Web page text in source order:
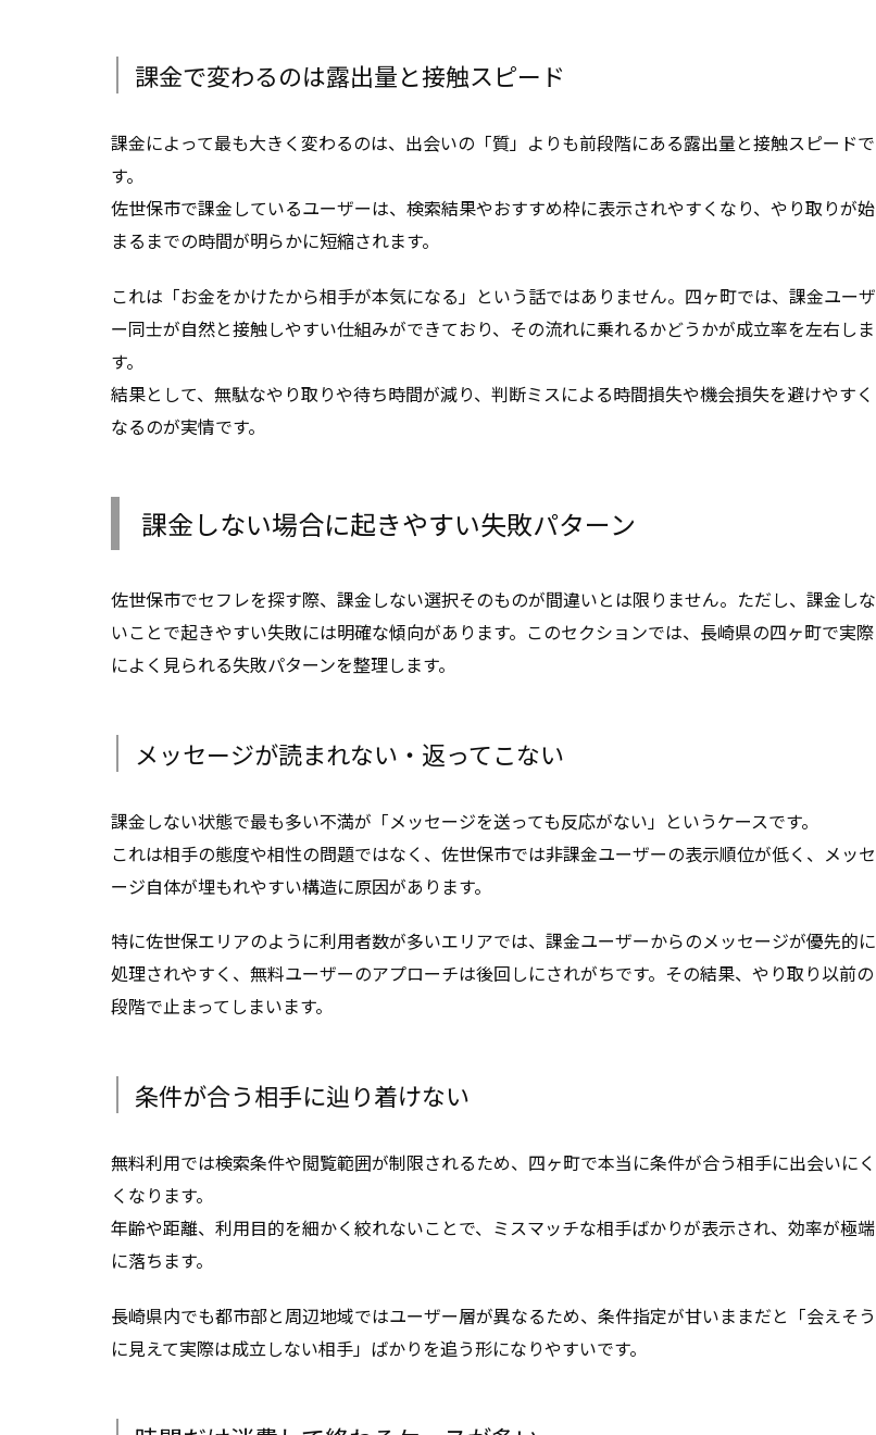
課金で変わるのは露出量と接触スピード
課金によって最も大きく変わるのは、出会いの「質」よりも前段階にある露出量と接触スピードで
す。
佐世保市で課金しているユーザーは、検索結果やおすすめ枠に表示されやすくなり、やり取りが始
まるまでの時間が明らかに短縮されます。
これは「お金をかけたから相手が本気になる」という話ではありません。四ヶ町では、課金ユーザ
ー同士が自然と接触しやすい仕組みができており、その流れに乗れるかどうかが成立率を左右しま
す。
結果として、無駄なやり取りや待ち時間が減り、判断ミスによる時間損失や機会損失を避けやすく
なるのが実情です。
課金しない場合に起きやすい失敗パターン
佐世保市でセフレを探す際、課金しない選択そのものが間違いとは限りません。ただし、課金しな
いことで起きやすい失敗には明確な傾向があります。このセクションでは、長崎県の四ヶ町で実際
によく見られる失敗パターンを整理します。
メッセージが読まれない・返ってこない
課金しない状態で最も多い不満が「メッセージを送っても反応がない」というケースです。
これは相手の態度や相性の問題ではなく、佐世保市では非課金ユーザーの表示順位が低く、メッセ
ージ自体が埋もれやすい構造に原因があります。
特に佐世保エリアのように利用者数が多いエリアでは、課金ユーザーからのメッセージが優先的に
処理されやすく、無料ユーザーのアプローチは後回しにされがちです。その結果、やり取り以前の
段階で止まってしまいます。
条件が合う相手に辿り着けない
無料利用では検索条件や閲覧範囲が制限されるため、四ヶ町で本当に条件が合う相手に出会いにく
くなります。
年齢や距離、利用目的を細かく絞れないことで、ミスマッチな相手ばかりが表示され、効率が極端
に落ちます。
長崎県内でも都市部と周辺地域ではユーザー層が異なるため、条件指定が甘いままだと「会えそう
に見えて実際は成立しない相手」ばかりを追う形になりやすいです。